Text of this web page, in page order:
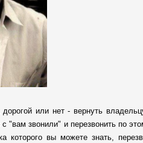
или нет - вернуть
"вам звонили" и перезвонить по
которого вы можете знать,